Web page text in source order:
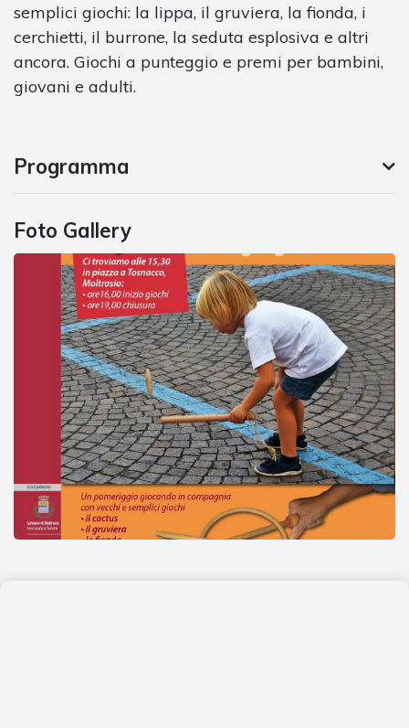
semplici giochi: la lippa, il gruviera, la fionda, i
cerchietti, il burrone, la seduta esplosiva e altri
ancora. Giochi a punteggio e premi per bambini,
giovani e adulti.
Programma
Foto Gallery